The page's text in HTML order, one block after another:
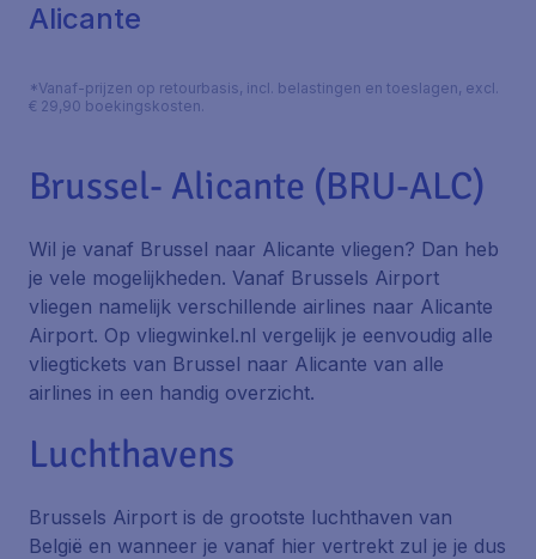
Alicante
*Vanaf-prijzen op retourbasis, incl. belastingen en toeslagen, excl.
€ 29,90 boekingskosten.
Brussel- Alicante (BRU-ALC)
Wil je vanaf Brussel naar Alicante vliegen? Dan heb
je vele mogelijkheden. Vanaf Brussels Airport
vliegen namelijk verschillende airlines naar Alicante
Airport. Op vliegwinkel.nl vergelijk je eenvoudig alle
vliegtickets van Brussel naar Alicante van alle
airlines in een handig overzicht.
Luchthavens
Brussels Airport is de grootste luchthaven van
België en wanneer je vanaf hier vertrekt zul je je dus